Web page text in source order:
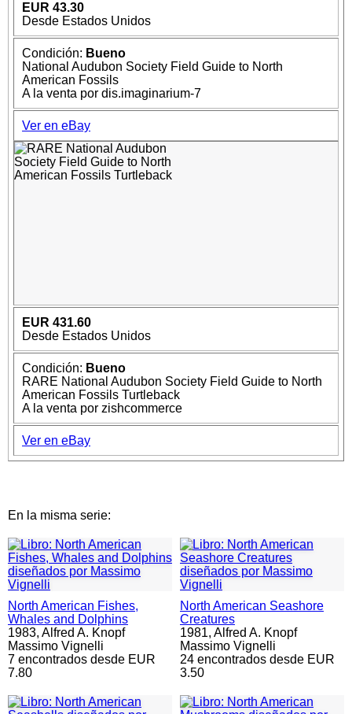
EUR 43.30
Desde Estados Unidos
Condición: Bueno
National Audubon Society Field Guide to North
American Fossils
A la venta por dis.imaginarium-7
Ver en eBay
EUR 431.60
Desde Estados Unidos
Condición: Bueno
RARE National Audubon Society Field Guide to North
American Fossils Turtleback
A la venta por zishcommerce
Ver en eBay
En la misma serie:
North American Fishes,
Whales and Dolphins
1983, Alfred A. Knopf
Massimo Vignelli
7 encontrados desde EUR
7.80
North American Seashore
Creatures
1981, Alfred A. Knopf
Massimo Vignelli
24 encontrados desde EUR
3.50